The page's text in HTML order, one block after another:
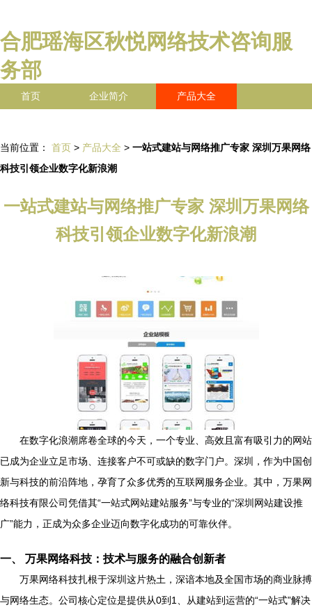
合肥瑶海区秋悦网络技术咨询服
务部
首页 企业简介 产品大全
当前位置： 首页 > 产品大全 > 一站式建站与网络推广专家 深圳万果网络
科技引领企业数字化新浪潮
一站式建站与网络推广专家 深圳万果网络
科技引领企业数字化新浪潮
在数字化浪潮席卷全球的今天，一个专业、高效且富有吸引力的网站
已成为企业立足市场、连接客户不可或缺的数字门户。深圳，作为中国创
新与科技的前沿阵地，孕育了众多优秀的互联网服务企业。其中，万果网
络科技有限公司凭借其“一站式网站建站服务”与专业的“深圳网站建设推
广”能力，正成为众多企业迈向数字化成功的可靠伙伴。
一、 万果网络科技：技术与服务的融合创新者
万果网络科技扎根于深圳这片热土，深谙本地及全国市场的商业脉搏
与网络生态。公司核心定位是提供从0到1、从建站到运营的“一站式”解决